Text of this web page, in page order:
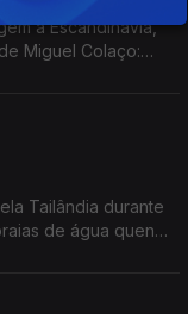
à Escandinávia,
Miguel Colaço:
Tailândia durante
de água quente